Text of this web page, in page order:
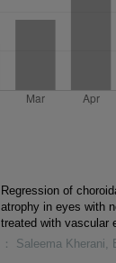
Regression of
atrophy in eyes with
treated with vascular
： Saleema Kherani,